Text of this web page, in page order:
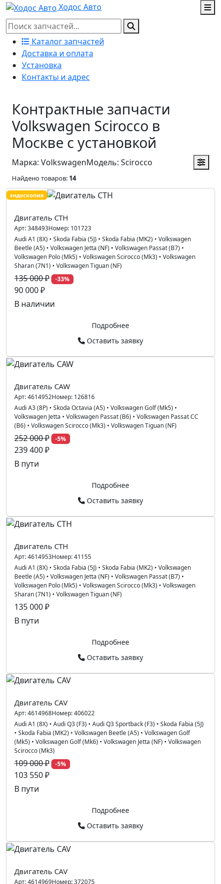
Ходос Авто
Каталог запчастей
Доставка и оплата
Установка
Контакты и адрес
Контрактные запчасти
Volkswagen Scirocco в
Москве с установкой
Марка: VolkswagenМодель: Scirocco
Найдено товаров: 14
эндоскопия
Двигатель CTH
Арт:348493Номер: 101723
Audi A1 (8X) • Skoda Fabia (5J) • Skoda Fabia (MK2) • Volkswagen
Beetle (A5) • Volkswagen Jetta (NF) • Volkswagen Passat (B7) •
Volkswagen Polo (Mk5) • Volkswagen Scirocco (Mk3) • Volkswagen
Sharan (7N1) • Volkswagen Tiguan (NF)
135 000 ₽ -33%
90 000 ₽
В наличии
Подробнее
Оставить заявку
Двигатель CAW
Арт:4614952Номер: 126816
Audi A3 (8P) • Skoda Octavia (A5) • Volkswagen Golf (Mk5) •
Volkswagen Jetta • Volkswagen Passat (B6) • Volkswagen Passat CC
(B6) • Volkswagen Scirocco (Mk3) • Volkswagen Tiguan (NF)
252 000 ₽ -5%
239 400 ₽
В пути
Подробнее
Оставить заявку
Двигатель CTH
Арт:4614953Номер:41155
Audi A1 (8X) • Skoda Fabia (5J) • Skoda Fabia (MK2) • Volkswagen
Beetle (A5) • Volkswagen Jetta (NF) • Volkswagen Passat (B7) •
Volkswagen Polo (Mk5) • Volkswagen Scirocco (Mk3) • Volkswagen
Sharan (7N1) • Volkswagen Tiguan (NF)
135 000 ₽
В пути
Подробнее
Оставить заявку
Двигатель CAV
Арт:4614968Номер:406022
Audi A1 (8X) • Audi Q3 (F3) • Audi Q3 Sportback (F3) • Skoda Fabia (5J)
• Skoda Fabia (MK2) • Volkswagen Beetle (A5) • Volkswagen Golf
(Mk5) • Volkswagen Golf (Mk6) • Volkswagen Jetta (NF) • Volkswagen
Scirocco (Mk3)
109 000 ₽ -5%
103 550 ₽
В пути
Подробнее
Оставить заявку
Двигатель CAV
Арт:4614969Номер:372075